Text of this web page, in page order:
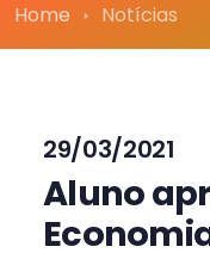
Home Notícias
29/03/2021
Aluno